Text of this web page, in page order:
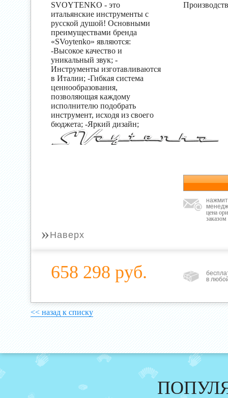
SVOYTENKO - это
итальянские инструменты с
русской душой! Основными
преимуществами бренда
«SVoytenko» являются:
-Высокое качество и
уникальный звук; -
Инструменты изготавливаются
в Италии; -Гибкая система
ценнообразования,
позволяющая каждому
исполнителю подобрать
инструмент, исходя из своего
бюджета; -Яркий дизайн;
цена
заказом
» Наверх
658 298 руб.
в
<< назад к списку